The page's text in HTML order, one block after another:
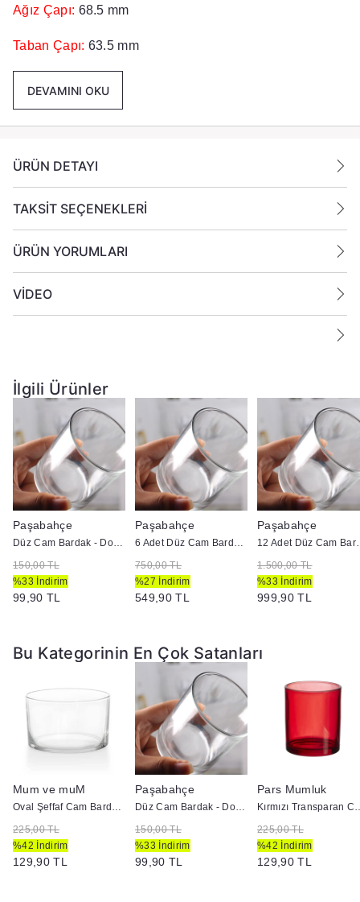
Ağız Çapı: 68.5 mm
Taban Çapı: 63.5 mm
DEVAMINI OKU
ÜRÜN DETAYI
TAKSİT SEÇENEKLERİ
ÜRÜN YORUMLARI
VİDEO
İlgili Ürünler
Paşabahçe
Düz Cam Bardak - Doluma Uygun
150,00 TL
%33 İndirim
99,90 TL
Paşabahçe
6 Adet Düz Cam Bardak - Doluma Uygun
750,00 TL
%27 İndirim
549,90 TL
Paşabahçe
12 Adet
1.500,00 TL
%33 İndirim
999,90 TL
Bu Kategorinin En Çok Satanları
Mum ve muM
Oval Şeffaf Cam Bardak - Doluma Uygun
225,00 TL
%42 İndirim
129,90 TL
Paşabahçe
Düz Cam Bardak - Doluma Uygun
150,00 TL
%33 İndirim
99,90 TL
Pars Mumluk
Kırmızı Transparan
225,00 TL
%42 İndirim
129,90 TL